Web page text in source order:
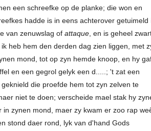
een schreefke op de planke; die won en
hadde is in eens achterover getuimeld
van zenuwslag of attaque, en is geheel
heb hem den derden dag zien liggen, met
mond, tot op zyn hemde knoop, en hy
en een gegrol gelyk een d.....; 't zat een
die proefde hem tot zyn zelven te
niet te doen; verscheide mael stak hy
in zynen mond, maer zy kwam er zoo rap
stond daer rond, lyk van d'hand Gods